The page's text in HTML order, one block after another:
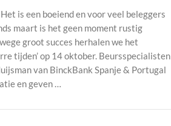
is een boeiend en voor veel beleggers
maart is het geen moment rustig
groot succes herhalen we het
tijden’ op 14 oktober. Beursspecialisten
van BinckBank Spanje & Portugal
en geven …